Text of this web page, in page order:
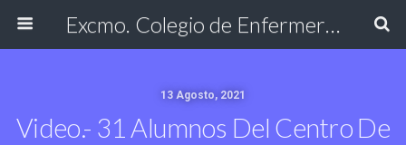
Excmo. Colegio de Enfermería de Cádiz
13 Agosto, 2021
Video.- 31 Alumnos Del Centro De